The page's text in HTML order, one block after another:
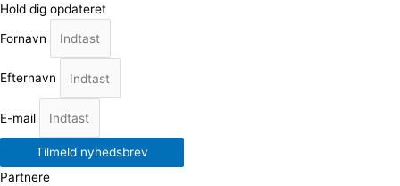
Hold dig opdateret
Fornavn
Efternavn
E-mail
Tilmeld nyhedsbrev
Partnere